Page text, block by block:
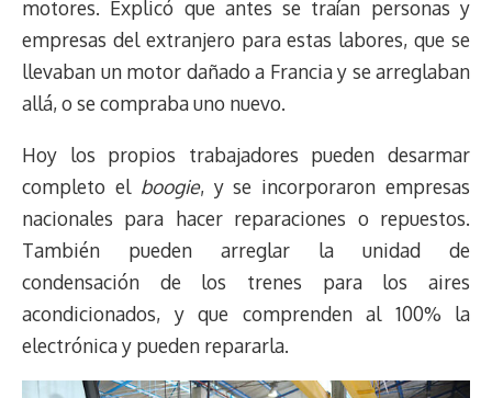
motores. Explicó que antes se traían personas y
empresas del extranjero para estas labores, que se
llevaban un motor dañado a Francia y se arreglaban
allá, o se compraba uno nuevo.
Hoy los propios trabajadores pueden desarmar
completo el boogie, y se incorporaron empresas
nacionales para hacer reparaciones o repuestos.
También pueden arreglar la unidad de
condensación de los trenes para los aires
acondicionados, y que comprenden al 100% la
electrónica y pueden repararla.